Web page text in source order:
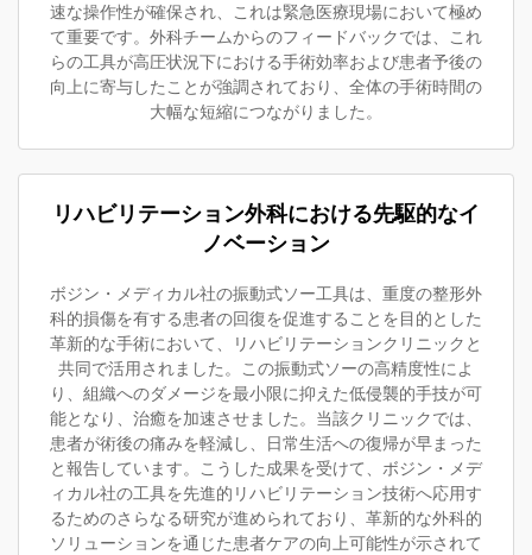
速な操作性が確保され、これは緊急医療現場において極め
て重要です。外科チームからのフィードバックでは、これ
らの工具が高圧状況下における手術効率および患者予後の
向上に寄与したことが強調されており、全体の手術時間の
大幅な短縮につながりました。
リハビリテーション外科における先駆的なイ
ノベーション
ボジン・メディカル社の振動式ソー工具は、重度の整形外
科的損傷を有する患者の回復を促進することを目的とした
革新的な手術において、リハビリテーションクリニックと
共同で活用されました。この振動式ソーの高精度性によ
り、組織へのダメージを最小限に抑えた低侵襲的手技が可
能となり、治癒を加速させました。当該クリニックでは、
患者が術後の痛みを軽減し、日常生活への復帰が早まった
と報告しています。こうした成果を受けて、ボジン・メデ
ィカル社の工具を先進的リハビリテーション技術へ応用す
るためのさらなる研究が進められており、革新的な外科的
ソリューションを通じた患者ケアの向上可能性が示されて